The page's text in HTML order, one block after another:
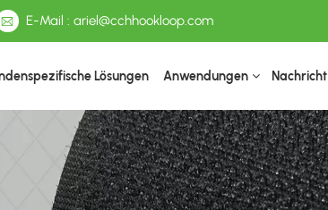
E-Mail : ariel@cchhookloop.com
Lösungen Anwendungen Nachricht